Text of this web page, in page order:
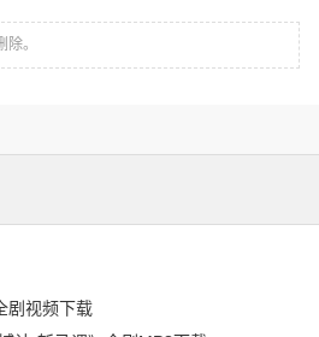
。
剧视频下载